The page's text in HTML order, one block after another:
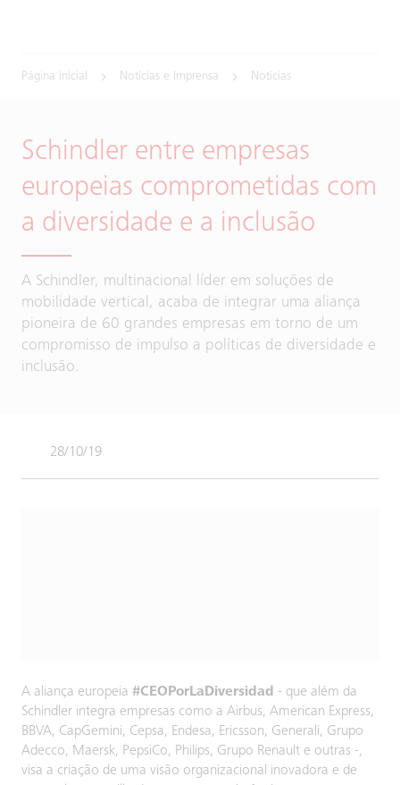
Página inicial Notícias e Imprensa Notícias
Schindler entre empresas
europeias comprometidas com
a diversidade e a inclusão
A Schindler, multinacional líder em soluções de
mobilidade vertical, acaba de integrar uma aliança
pioneira de 60 grandes empresas em torno de um
compromisso de impulso a políticas de diversidade e
inclusão.
28/10/19
A aliança europeia #CEOPorLaDiversidad - que além da
Schindler integra empresas como a Airbus, American Express,
BBVA, CapGemini, Cepsa, Endesa, Ericsson, Generali, Grupo
Adecco, Maersk, PepsiCo, Philips, Grupo Renault e outras -,
visa a criação de uma visão organizacional inovadora e de